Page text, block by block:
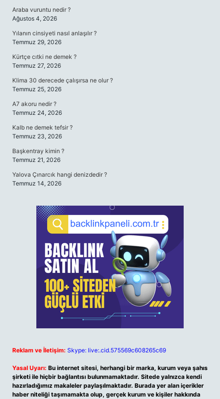
Araba vuruntu nedir ?
Ağustos 4, 2026
Yılanın cinsiyeti nasıl anlaşılır ?
Temmuz 29, 2026
Kürtçe cıtki ne demek ?
Temmuz 27, 2026
Klima 30 derecede çalışırsa ne olur ?
Temmuz 25, 2026
A7 akoru nedir ?
Temmuz 24, 2026
Kalb ne demek tefsir ?
Temmuz 23, 2026
Başkentray kimin ?
Temmuz 21, 2026
Yalova Çınarcık hangi denizdedir ?
Temmuz 14, 2026
Reklam ve İletişim: Skype: live:.cid.575569c608265c69
Yasal Uyarı: Bu internet sitesi, herhangi bir marka, kurum veya şahıs
şirketi ile hiçbir bağlantısı bulunmamaktadır. Sitede yalnızca kendi
hazırladığımız makaleler paylaşılmaktadır. Burada yer alan içerikler
haber niteliği taşımamakta olup, gerçek kurum ve kişiler hakkında